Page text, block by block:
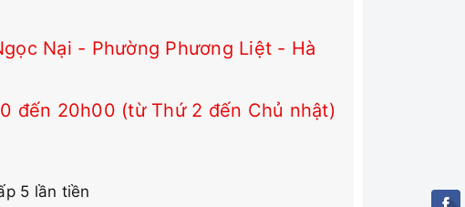
Nại - Phường Phương Liệt - Hà
đến 20h00 (từ Thứ 2 đến Chủ nhật)
5 lần tiền